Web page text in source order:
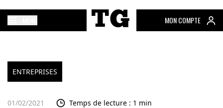
MON COMPTE
ENTREPRISES
01/02/2021 Temps de lecture : 1 min